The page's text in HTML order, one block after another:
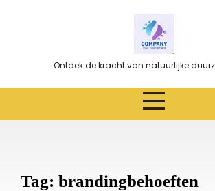
Ontdek de kracht van natuurlijke
Tag: brandingbehoeften